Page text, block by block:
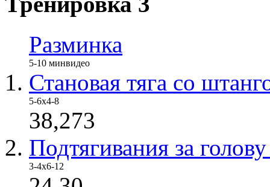
Разминка
5-10 минвидео
Становая тяга со
5-6x4-8
38,273
Подтягивания за
3-4х6-12